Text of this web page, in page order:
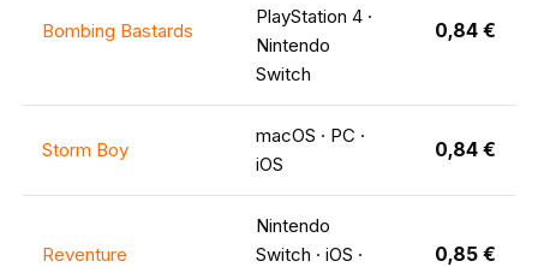
Bombing Bastards
PlayStation 4 ·
Nintendo
Switch
0,84 €
Storm Boy
macOS · PC ·
iOS
0,84 €
Reventure
Nintendo
Switch · iOS ·
0,85 €